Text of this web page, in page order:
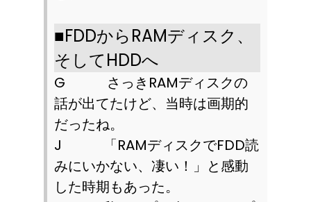
■FDDからRAMディスク、
そしてHDDへ
G さっき RAMディスクの
話が出てたけど、当時は画期的
だったね。
J 「RAMディスクでFDD読
みにいかない、凄い！」と感動
した時期もあった。